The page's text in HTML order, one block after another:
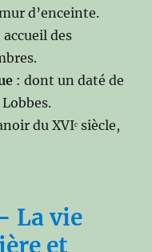
d’enceinte.
accueil des
: dont un daté de
du XVIᵉ siècle,
La vie
et